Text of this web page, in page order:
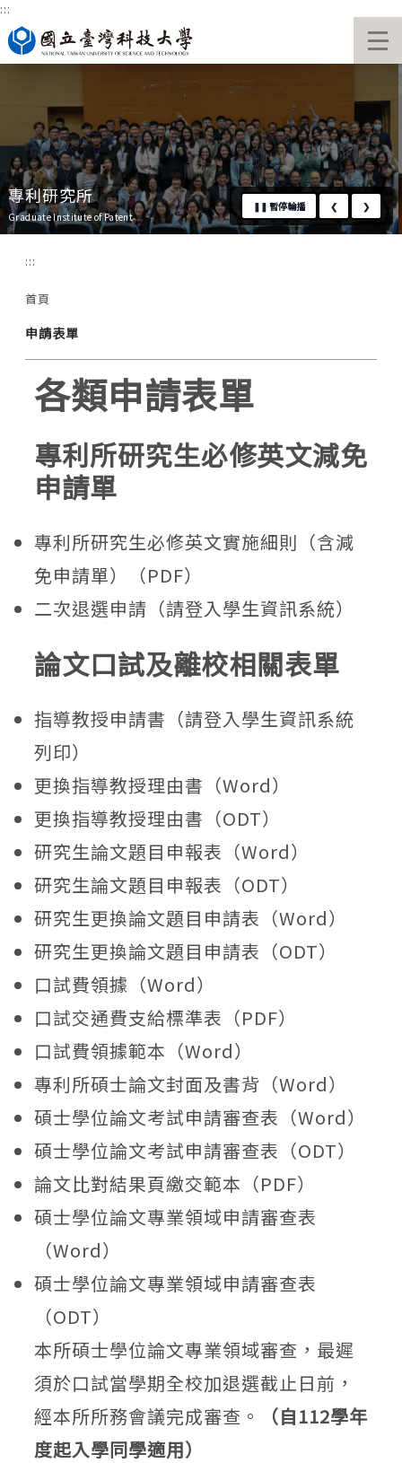
跳
到
主
要
:::
國立臺灣科技大學首頁
❚❚ 暫停輪播 ❮ ❯
專利研究所
Graduate Institute of Patent
:::
首頁
申請表單
各類申請表單
專利所研究生必修英文減免
申請單
專利所研究生必修英文實施細則（含減
免申請單）（PDF）
二次退選申請（請登入學生資訊系統）
論文口試及離校相關表單
指導教授申請書（請登入學生資訊系統
列印）
更換指導教授理由書（Word）
更換指導教授理由書（ODT）
研究生論文題目申報表（Word）
研究生論文題目申報表（ODT）
研究生更換論文題目申請表（Word）
研究生更換論文題目申請表（ODT）
口試費領據（Word）
口試交通費支給標準表（PDF）
口試費領據範本（Word）
專利所碩士論文封面及書背（Word）
碩士學位論文考試申請審查表（Word）
碩士學位論文考試申請審查表（ODT）
論文比對結果頁繳交範本（PDF）
碩士學位論文專業領域申請審查表
（Word）
碩士學位論文專業領域申請審查表
（ODT）
本所碩士學位論文專業領域審查，最遲
須於口試當學期全校加退選截止日前，
經本所所務會議完成審查。
（自112學年
度起入學同學適用）